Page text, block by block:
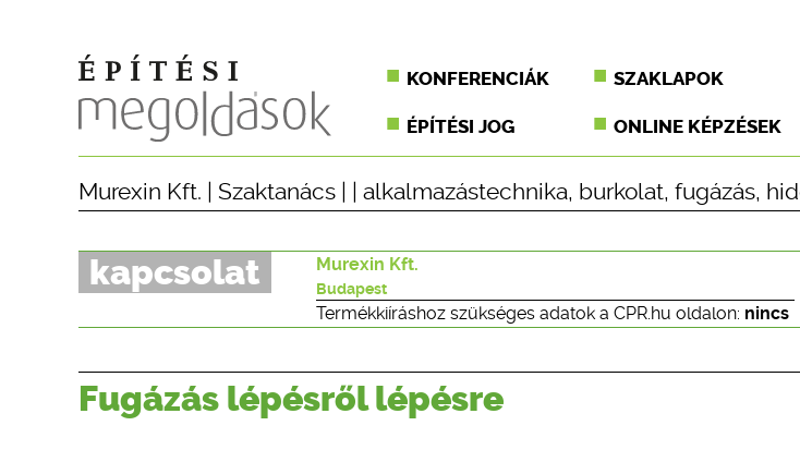
KONFERENCIÁK SZAKLAPOK
ÉPÍTÉSI JOG ONLINE KÉPZÉSEK
Murexin Kft. Szaktanács alkalmazástechnika, burkolat, fugázás,
kapcsolat Murexin Kft.
Budapest
Termékkiíráshoz szükséges adatok a CPR.hu oldalon: nincs
Fugázás lépésről lépésre